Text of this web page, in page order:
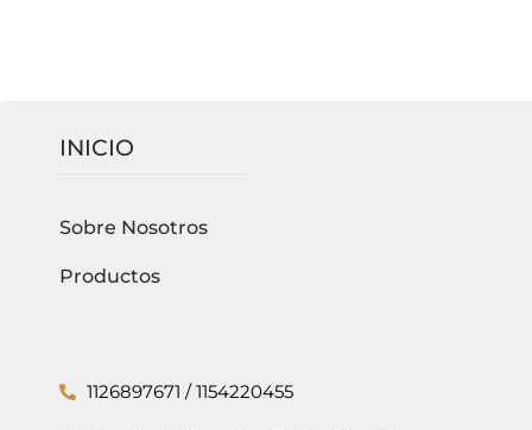
INICIO
Sobre Nosotros
Productos
1126897671 / 1154220455